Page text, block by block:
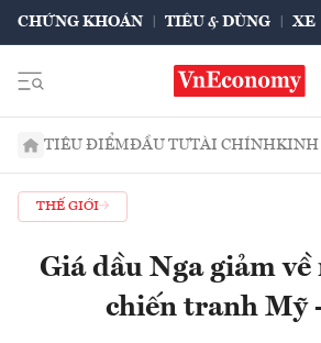
CHỨNG KHOÁN TIÊU & DÙNG XE
TIÊU ĐIỂMĐẦU TƯTÀI CHÍNHKINH
THẾ GIỚI
Giá dầu Nga giảm
chiến tranh Mỹ